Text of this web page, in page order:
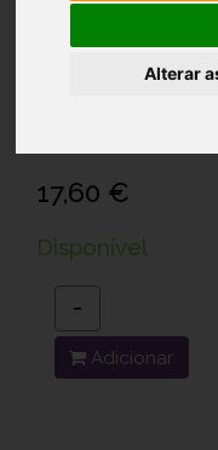
Alterar
Cutilfar
17,60 €
Disponível
−
Adicionar